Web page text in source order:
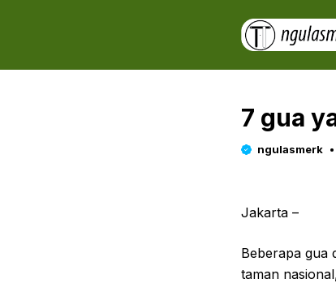
7 gua
ngulasmerk
Jakarta –
Beberapa gua
taman